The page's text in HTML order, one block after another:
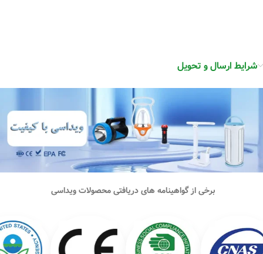
شرایط ارسال و تحویل
برخی از گواهینامه های دریافتی محصولات ویداسی